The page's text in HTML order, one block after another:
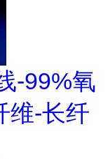
-99%氧
维-长纤